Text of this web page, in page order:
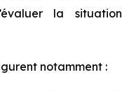
la situation
notamment :